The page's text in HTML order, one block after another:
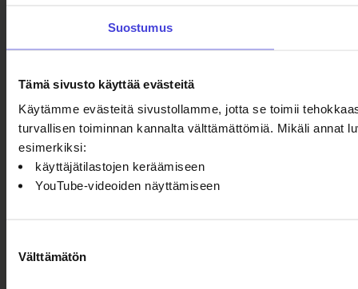
Suostumus
Tämä sivusto käyttää evästeitä
Käytämme evästeitä sivustollamme, jotta se toimii
turvallisen toiminnan kannalta välttämättömiä. Mikäli annat
esimerkiksi:
käyttäjätilastojen keräämiseen
YouTube-videoiden näyttämiseen
valinta
Välttämätön